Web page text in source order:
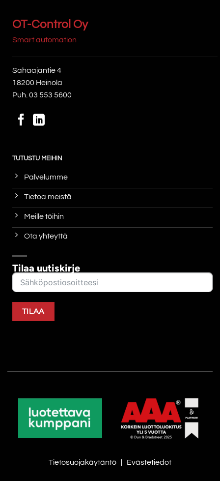
OT-Control Oy
Smart automation
Sahaajantie 4
18200 Heinola
Puh. 03 553 5600
TUTUSTU MEIHIN
Palvelumme
Tietoa meistä
Meille töihin
Ota yhteyttä
Tilaa uutiskirje
TILAA
Tietosuojakäytäntö Evästetiedot